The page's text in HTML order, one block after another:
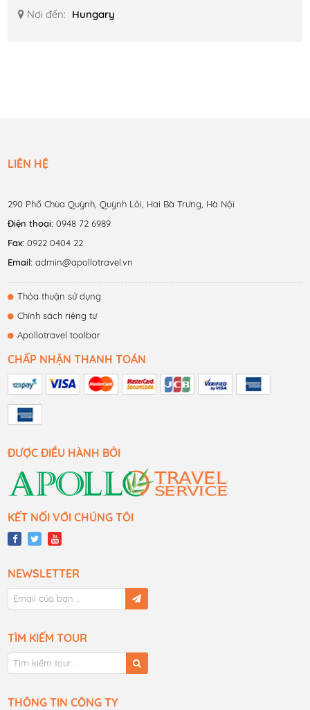
Nơi đến: Hungary
LIÊN HỆ
290 Phố Chùa Quỳnh, Quỳnh Lôi, Hai Bà Trưng, Hà Nội
Điện thoại:0948 72 6989
Fax:0922 0404 22
Email:admin@apollotravel.vn
Thỏa thuận sử dụng
Chính sách riêng tư
Apollotravel toolbar
CHẤP NHẬN THANH TOÁN
ĐƯỢC ĐIỀU HÀNH BỞI
KẾT NỐI VỚI CHÚNG TÔI
NEWSLETTER
TÌM KIẾM TOUR
THÔNG TIN CÔNG TY